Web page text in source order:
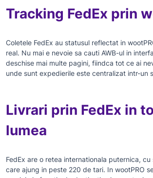
Tracking FedEx prin
Coletele FedEx au statusul reflectat in
real. Nu mai e nevoie sa cauti AWB-ul in
deschise mai multe pagini, fiindca tot ce ai
unde sunt expedierile este centralizat intr-un
Livrari prin FedEx in
lumea
FedEx are o retea internationala puternica, cu
care ajung in peste 220 de tari. In wootPRO